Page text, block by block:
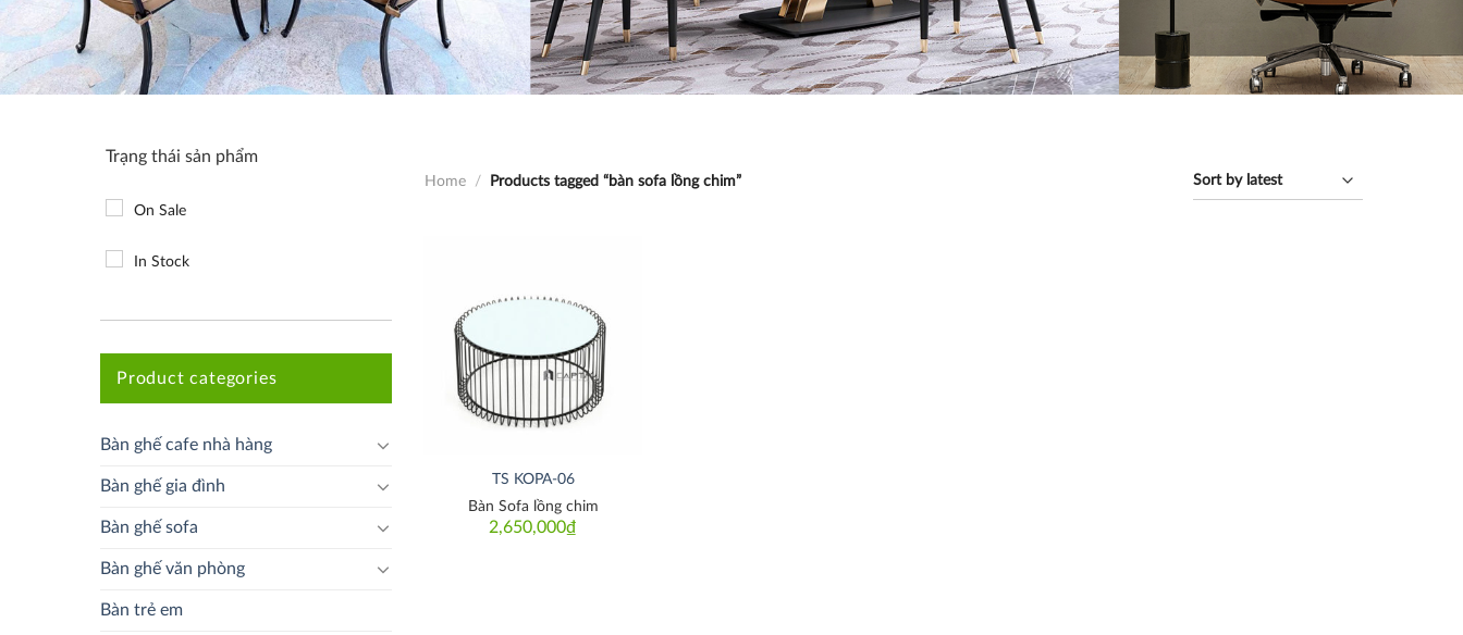
Trạng thái sản phẩm
On Sale
In Stock
Product categories
Bàn ghế cafe nhà hàng
Bàn ghế gia đình
Bàn ghế sofa
Bàn ghế văn phòng
Bàn trẻ em
Home / Products tagged “bàn sofa lồng chim”
Thích
TS KOPA-06
2,650,000₫
Bàn Sofa lồng chim